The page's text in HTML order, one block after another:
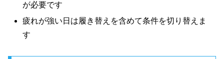
が必要です
疲れが強い日は履き替えを含めて条件を切り替えま
す